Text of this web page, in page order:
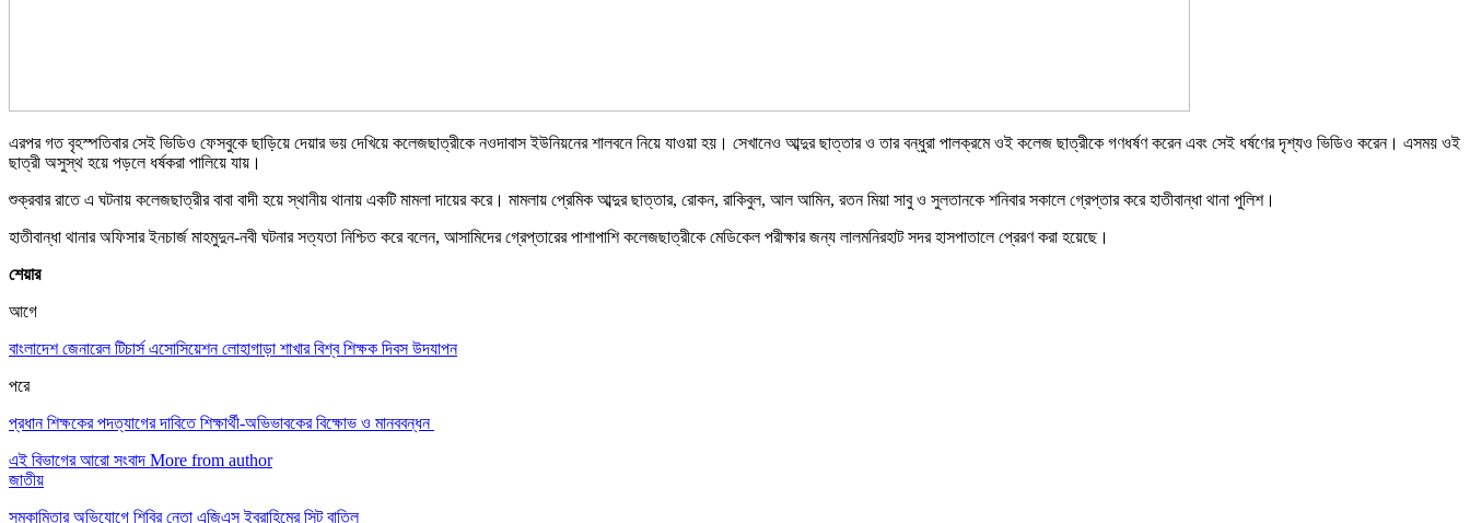
এরপর গত বৃহস্পতিবার সেই ভিডিও ফেসবুকে ছাড়িয়ে দেয়ার ভয় দেখিয়ে কলেজছাত্রীকে নওদাবাস ইউনিয়নের শালবনে নিয়ে যাওয়া হয়। সেখানেও আব্দুর ছাত্তার ও তার বন্ধুরা পালক্রমে ওই কলেজ ছাত্রীকে গণধর্ষণ করেন এবং সেই ধর্ষণের দৃশ্যও ভিডিও করেন। এসময় ওই
ছাত্রী অসুস্থ হয়ে পড়লে ধর্ষকরা পালিয়ে যায়।
শুক্রবার রাতে এ ঘটনায় কলেজছাত্রীর বাবা বাদী হয়ে স্থানীয় থানায় একটি মামলা দায়ের করে। মামলায় প্রেমিক আব্দুর ছাত্তার, রোকন, রাকিবুল, আল আমিন, রতন মিয়া সাবু ও সুলতানকে শনিবার সকালে গ্রেপ্তার করে হাতীবান্ধা থানা পুলিশ।
হাতীবান্ধা থানার অফিসার ইনচার্জ মাহমুদুন-নবী ঘটনার সত্যতা নিশ্চিত করে বলেন, আসামিদের গ্রেপ্তারের পাশাপাশি কলেজছাত্রীকে মেডিকেল পরীক্ষার জন্য লালমনিরহাট সদর হাসপাতালে প্রেরণ করা হয়েছে।
শেয়ার
আগে
বাংলাদেশ জেনারেল টিচার্স এসোসিয়েশন লোহাগাড়া শাখার বিশ্ব শিক্ষক দিবস উদযাপন
পরে
প্রধান শিক্ষকের পদত্যাগের দাবিতে শিক্ষার্থী-অভিভাবকের বিক্ষোভ ও মানববন্ধন
এই বিভাগের আরো সংবাদ More from author
জাতীয়
সমকামিতার অভিযোগে শিবির নেতা এজিএস ইব্রাহিমের সিট বাতিল